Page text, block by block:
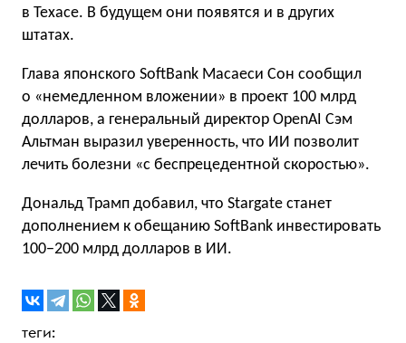
в Техасе. В будущем они появятся и в других
штатах.
Глава японского SoftBank Масаеси Сон сообщил
о «немедленном вложении» в проект 100 млрд
долларов, а генеральный директор OpenAI Сэм
Альтман выразил уверенность, что ИИ позволит
лечить болезни «с беспрецедентной скоростью».
Дональд Трамп добавил, что Stargate станет
дополнением к обещанию SoftBank инвестировать
100−200 млрд долларов в ИИ.